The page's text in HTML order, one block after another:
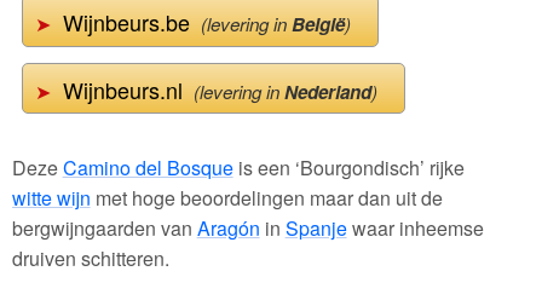
➤Wijnbeurs.be(levering inBelgië)
➤Wijnbeurs.nl(levering inNederland)
DezeCamino del Bosqueis een ‘Bourgondisch’ rijke
witte wijn met hoge beoordelingen maar dan uit de
bergwijngaarden van Aragón in Spanjewaar inheemse
druiven schitteren.